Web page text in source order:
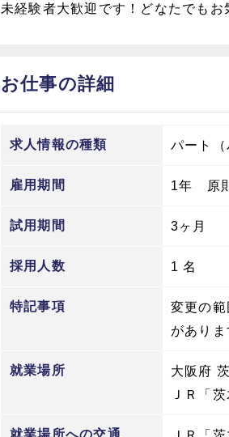
未経験者大歓迎です！どなたでもお
お仕事の詳細
求人情報の種類 パート（
雇用期間 1年 原
試用期間 3ヶ月
採用人数 1 名
特記事項
変更の
がありま
就業場所
大阪府
ＪＲ「
就業場所への交通